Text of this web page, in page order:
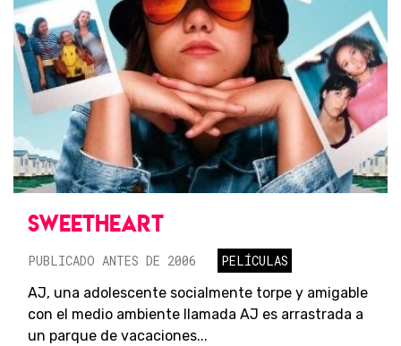
SWEETHEART
PUBLICADO ANTES DE 2006
PELÍCULAS
AJ, una adolescente socialmente torpe y amigable
con el medio ambiente llamada AJ es arrastrada a
un parque de vacaciones...